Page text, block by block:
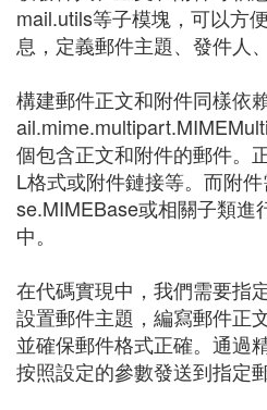
mail.utils等子模塊，可以方
息，定義郵件主題、發件人
構建郵件正文和附件同樣依
個包含正文和附件的郵件。
L格式或附件鏈接等。而附
se.MIMEBase或相關子類進
中。
在代碼實現中，我們需要指
設置郵件主題，編寫郵件正
並確保郵件格式正確。通過
按照設定的參數發送到指定郵